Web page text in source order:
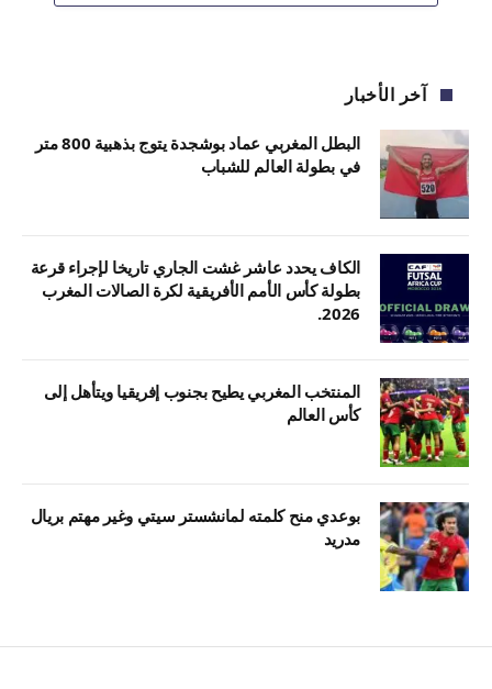
آخر الأخبار
البطل المغربي عماد بوشجدة يتوج بذهبية 800 متر
في بطولة العالم للشباب
الكاف يحدد عاشر غشت الجاري تاريخا لإجراء قرعة
بطولة كأس الأمم الأفريقية لكرة الصالات المغرب
2026.
المنتخب المغربي يطيح بجنوب إفريقيا ويتأهل إلى
كأس العالم
بوعدي منح كلمته لمانشستر سيتي وغير مهتم بريال
مدريد